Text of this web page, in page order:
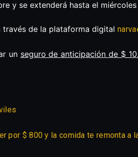
y se extenderá hasta el miércoles
de la plataforma digital
un seguro de anticipación de $
por $ 800 y la comida te remonta a